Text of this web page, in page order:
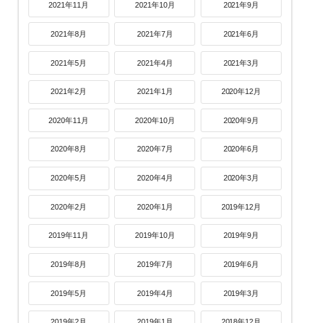
2021年11月 2021年10月 2021年9月
2021年8月 2021年7月 2021年6月
2021年5月 2021年4月 2021年3月
2021年2月 2021年1月 2020年12月
2020年11月 2020年10月 2020年9月
2020年8月 2020年7月 2020年6月
2020年5月 2020年4月 2020年3月
2020年2月 2020年1月 2019年12月
2019年11月 2019年10月 2019年9月
2019年8月 2019年7月 2019年6月
2019年5月 2019年4月 2019年3月